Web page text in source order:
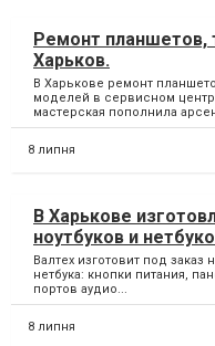
Ремонт планшетов,
Харьков.
В Харькове ремонт
моделей в сервисном
мастерская пополнила
8 липня
В Харькове
ноутбуков и
Валтех изготовит под
нетбука: кнопки питания,
портов аудио...
8 липня